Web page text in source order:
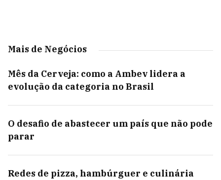
Mais de Negócios
Mês da Cerveja: como a Ambev lidera a
evolução da categoria no Brasil
O desafio de abastecer um país que não pode
parar
Redes de pizza, hambúrguer e culinária